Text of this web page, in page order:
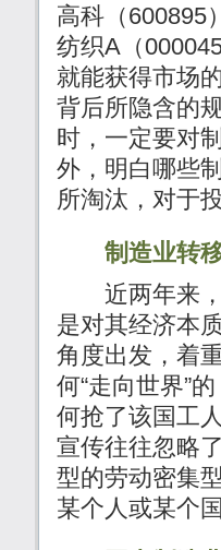
高科（600895
纺织A（
就能获得市场
背后所隐含的
时，一定要对
外，明白哪些
所淘汰，对于
制造业转移
近两年来，
是对其经济本
角度出发，着
何“走向世界”
何抢了该国工
宣传往往忽略
型的劳动密集
某个人或某个